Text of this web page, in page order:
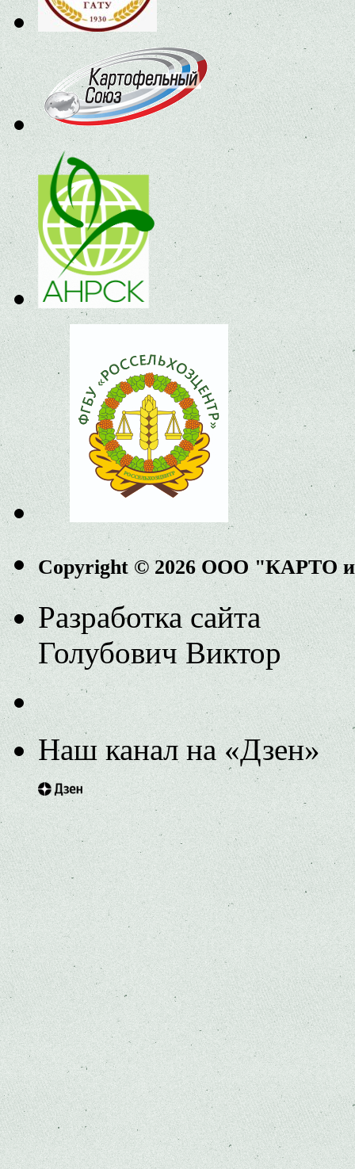
Copyright © 2026 ООО "КАРТО
Разработка сайта
Голубович Виктор
Наш канал на «Дзен»